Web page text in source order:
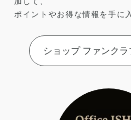
ポイントやお得な情報を手に
ショップ ファンク